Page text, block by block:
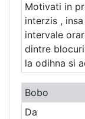
Motivati in
interzis ,
intervale
dintre
la odihna si
Bobo
Da